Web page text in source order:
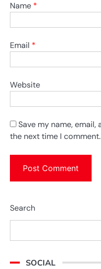
Name *
Email *
Website
Save my name,
the next time I comment.
Search
SOCIAL